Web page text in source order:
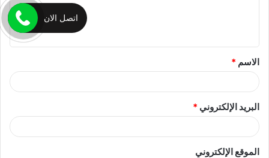
ق
*
الاسم *
البريد الإلكتروني *
الموقع الإلكتروني
اتصل الان